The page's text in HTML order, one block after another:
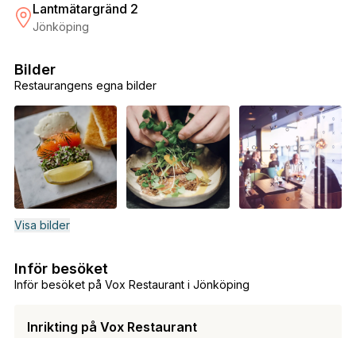
Lantmätargränd 2
Jönköping
Restaurangens egna bilder
Bilder
Visa bilder
Inför besöket på Vox Restaurant i Jönköping
Inför besöket
Inrikting på Vox Restaurant